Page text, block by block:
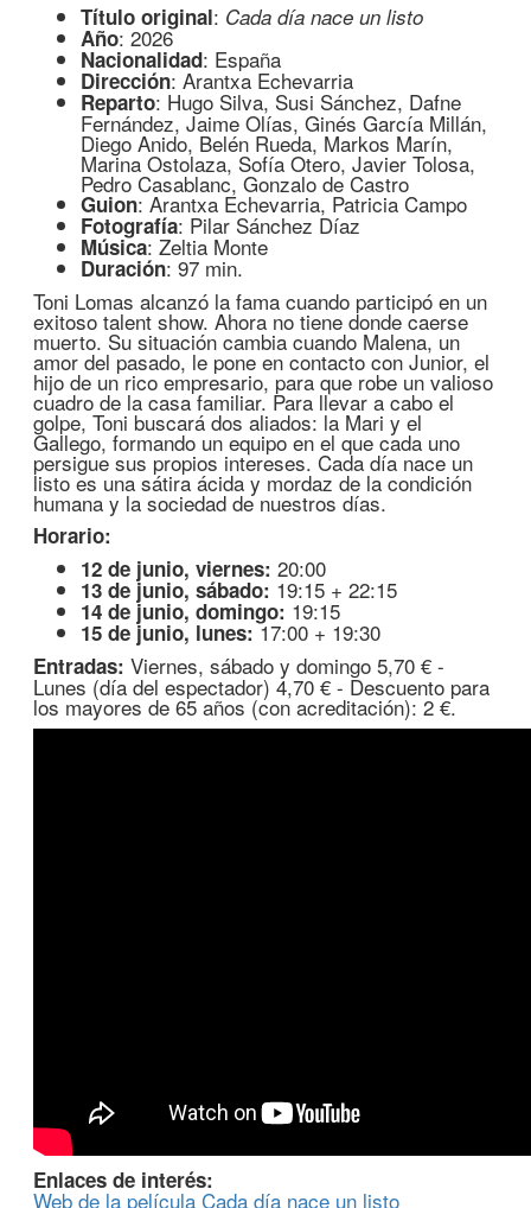
Título original: Cada día nace un listo
Año: 2026
Nacionalidad: España
Dirección: Arantxa Echevarria
Reparto: Hugo Silva, Susi Sánchez, Dafne
Fernández, Jaime Olías, Ginés García Millán,
Diego Anido, Belén Rueda, Markos Marín,
Marina Ostolaza, Sofía Otero, Javier Tolosa,
Pedro Casablanc, Gonzalo de Castro
Guion: Arantxa Echevarria, Patricia Campo
Fotografía: Pilar Sánchez Díaz
Música: Zeltia Monte
Duración: 97 min.
Toni Lomas alcanzó la fama cuando participó en un
exitoso talent show. Ahora no tiene donde caerse
muerto. Su situación cambia cuando Malena, un
amor del pasado, le pone en contacto con Junior, el
hijo de un rico empresario, para que robe un valioso
cuadro de la casa familiar. Para llevar a cabo el
golpe, Toni buscará dos aliados: la Mari y el
Gallego, formando un equipo en el que cada uno
persigue sus propios intereses. Cada día nace un
listo es una sátira ácida y mordaz de la condición
humana y la sociedad de nuestros días.
Horario:
12 de junio, viernes: 20:00
13 de junio, sábado: 19:15 + 22:15
14 de junio, domingo: 19:15
15 de junio, lunes:17:00 + 19:30
Entradas: Viernes, sábado y domingo 5,70 € -
Lunes (día del espectador) 4,70 € - Descuento para
los mayores de 65 años (con acreditación): 2 €.
Enlaces de interés:
Web de la película Cada día nace un listo